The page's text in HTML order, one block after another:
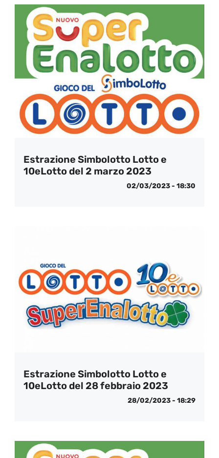
Estrazione Simbolotto Lotto e
10eLotto del 2 marzo 2023
02/03/2023 - 18:30
Estrazione Simbolotto Lotto e
10eLotto del 28 febbraio 2023
28/02/2023 - 18:29